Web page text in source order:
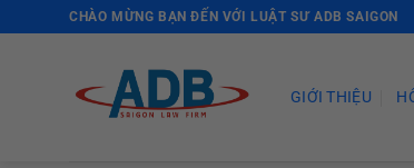
CHÀO MỪNG BẠN ĐẾN VỚI LUẬT SƯ ADB SAIGON
GIỚI THIỆU